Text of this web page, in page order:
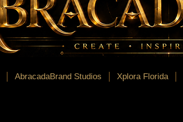
AbracadaBrand Studios Xplora Florida